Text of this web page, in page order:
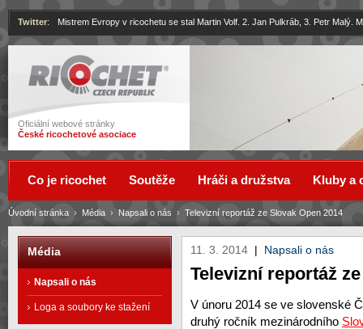
Ricochet
Oficiální webové stránky
České ricochetové asociace
Twitter: Mistrem Evropy v ricochetu se stal Martin Volf. 2. Jan Pulkráb, 3. Petr Malý.
11. 3. 2014 | Napsali o nás
Televizní reportáž
V únoru 2014 se ve slovenské
druhý ročník mezinárodního
Úvodní stránka › Média › Napsali o nás › Televizní reportáž ze Slovak Open 2014
Co je ricochet Soutěže Hráči a družstva Kluby a
Média
Napsali o nás
Loga a soubory ke stažení